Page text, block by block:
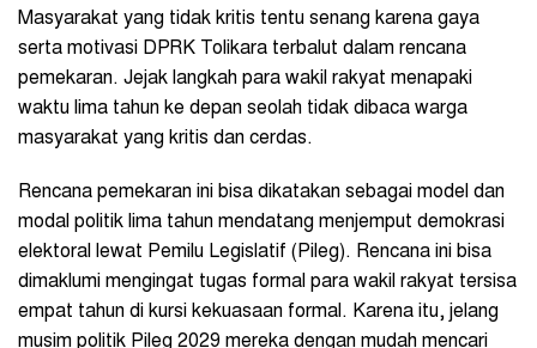
Masyarakat yang tidak kritis tentu senang karena gaya
serta motivasi DPRK Tolikara terbalut dalam rencana
pemekaran. Jejak langkah para wakil rakyat menapaki
waktu lima tahun ke depan seolah tidak dibaca warga
masyarakat yang kritis dan cerdas.
Rencana pemekaran ini bisa dikatakan sebagai model dan
modal politik lima tahun mendatang menjemput demokrasi
elektoral lewat Pemilu Legislatif (Pileg). Rencana ini bisa
dimaklumi mengingat tugas formal para wakil rakyat tersisa
empat tahun di kursi kekuasaan formal. Karena itu, jelang
musim politik Pileg 2029 mereka dengan mudah mencari